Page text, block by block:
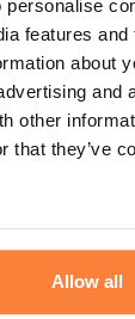
features
about
and
other
that they’ve
Allow all
urbains ou
associe
qui
allure chic et